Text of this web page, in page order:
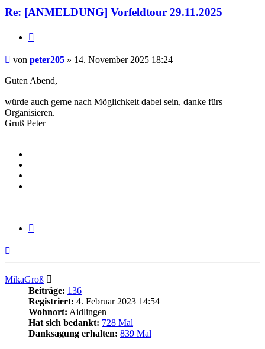
Re: [ANMELDUNG] Vorfeldtour 29.11.2025
Beitrag
von peter205 » 14. November 2025 18:24
Guten Abend,
würde auch gerne nach Möglichkeit dabei sein, danke fürs
Organisieren.
Gruß Peter
MikaGroß
Beiträge: 136
Registriert: 4. Februar 2023 14:54
Wohnort: Aidlingen
Hat sich bedankt: 728 Mal
Danksagung erhalten: 839 Mal